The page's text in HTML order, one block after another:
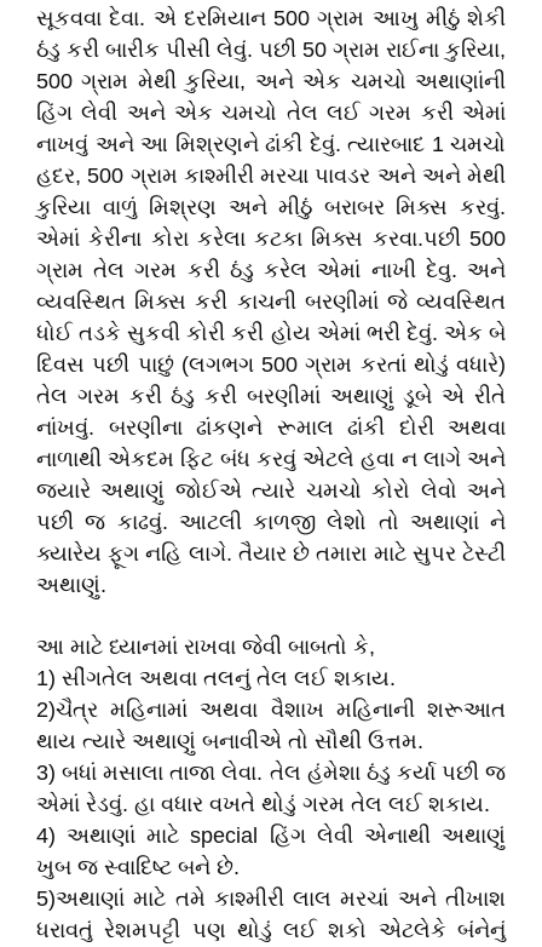
સૂકવવા દેવા. એ દરમિયાન 500 ગ્રામ આખુ મીઠું શેકી
ઠંડુ કરી બારીક પીસી લેવું. પછી 50 ગ્રામ રાઈના કુરિયા,
500 ગ્રામ મેથી કુરિયા, અને એક ચમચો અથાણાંની
હિંગ લેવી અને એક ચમચો તેલ લઈ ગરમ કરી એમાં
નાખવું અને આ મિશ્રણને ઢાંકી દેવું. ત્યારબાદ 1 ચમચો
હદર, 500 ગ્રામ કાશ્મીરી મરચા પાવડર અને અને મેથી
કુરિયા વાળું મિશ્રણ અને મીઠું બરાબર મિક્સ કરવું.
એમાં કેરીના કોરા કરેલા કટકા મિક્સ કરવા.પછી 500
ગ્રામ તેલ ગરમ કરી ઠંડુ કરેલ એમાં નાખી દેવુ. અને
વ્યવસ્થિત મિક્સ કરી કાચની બરણીમાં જે વ્યવસ્થિત
ધોઈ તડકે સુકવી કોરી કરી હોય એમાં ભરી દેવું. એક બે
દિવસ પછી પાછું (લગભગ 500 ગ્રામ કરતાં થોડું વધારે)
તેલ ગરમ કરી ઠંડુ કરી બરણીમાં અથાણું ડૂબે એ રીતે
નાંખવું. બરણીના ઢાંકણને રૂમાલ ઢાંકી દોરી અથવા
નાળાથી એકદમ ફિટ બંધ કરવું એટલે હવા ન લાગે અને
જયારે અથાણું જોઈએ ત્યારે ચમચો કોરો લેવો અને
પછી જ કાઢવું. આટલી કાળજી લેશો તો અથાણાં ને
ક્યારેય ફૂગ નહિ લાગે. તૈયાર છે તમારા માટે સુપર ટેસ્ટી
અથાણું.
આ માટે ધ્યાનમાં રાખવા જેવી બાબતો કે,
1) સીંગતેલ અથવા તલનું તેલ લઈ શકાય.
2)ચૈત્ર મહિનામાં અથવા વૈશાખ મહિનાની શરૂઆત
થાય ત્યારે અથાણું બનાવીએ તો સૌથી ઉત્તમ.
3) બધાં મસાલા તાજા લેવા. તેલ હંમેશા ઠંડુ કર્યા પછી જ
એમાં રેડવું. હા વધાર વખતે થોડું ગરમ તેલ લઈ શકાય.
4) અથાણાં માટે special હિંગ લેવી એનાથી અથાણું
ખુબ જ સ્વાદિષ્ટ બને છે.
5)અથાણાં માટે તમે કાશ્મીરી લાલ મરચાં અને તીખાશ
ધરાવતું રેશમપટ્ટી પણ થોડું લઈ શકો એટલેકે બંનેનું